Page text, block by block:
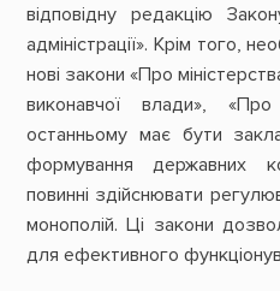
відповідну редакцію
адміністрації». Крім того,
нові закони «Про
виконавчої влади»,
останньому має бути
формування державних
повинні здійснювати
монополій. Ці закони
для ефективного